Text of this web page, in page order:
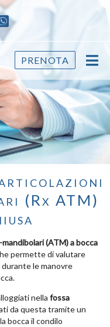
PRENOTA
(Rx ATM)
(ATM) a bocca
permette di valutare
le manovre
nella fossa
da questa tramite un
bocca il condilo